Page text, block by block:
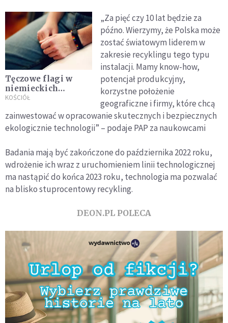
Tęczowe flagi w
niemieckich
kościołach.
podzieleni
KOŚCIÓŁ
„Za pięć czy 10 lat będzie za
późno. Wierzymy, że Polska może
zostać światowym liderem w
zakresie recyklingu tego typu
instalacji. Mamy know-how,
potencjał produkcyjny,
korzystne położenie
geograficzne i firmy, które chcą
zainwestować w opracowanie skutecznych i bezpiecznych
ekologicznie technologii” – podaje PAP za naukowcami
Badania mają być zakończone do października 2022 roku,
wdrożenie ich wraz z uruchomieniem linii technologicznej
ma nastąpić do końca 2023 roku, technologia ma pozwalać
na blisko stuprocentowy recykling.
DEON.PL POLECA